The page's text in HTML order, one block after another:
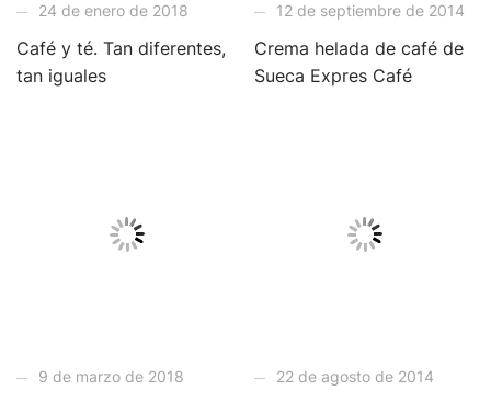
24 de enero de 2018
Café y té. Tan diferentes,
tan iguales
12 de septiembre de 2014
Crema helada de café de
Sueca Expres Café
9 de marzo de 2018 22 de agosto de 2014